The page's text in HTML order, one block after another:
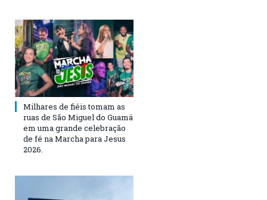
Milhares de fiéis tomam as
ruas de São Miguel do Guamá
em uma grande celebração
de fé na Marcha para Jesus
2026.